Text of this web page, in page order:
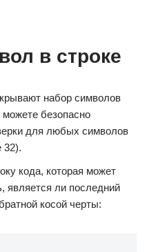
в строке
набор символов
безопасно
для любых символов
32).
кода, которая может
является ли последний
косой черты: